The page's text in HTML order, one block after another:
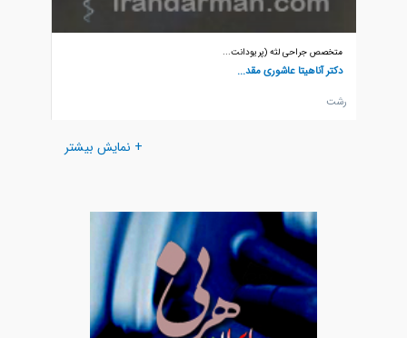
متخصص جراحی لثه (پریودانت...
دکتر آناهیتا عاشوری مقد...
رشت
+ نمایش بیشتر